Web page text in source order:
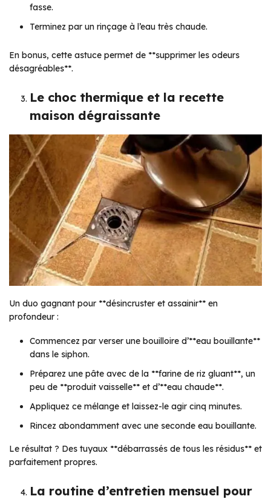
fasse.
Terminez par un rinçage à l’eau très chaude.
En bonus, cette astuce permet de **supprimer les odeurs
désagréables**.
Le choc thermique et la recette
maison dégraissante
Un duo gagnant pour **désincruster et assainir** en
profondeur :
Commencez par verser une bouilloire d’**eau bouillante**
dans le siphon.
Préparez une pâte avec de la **farine de riz gluant**, un
peu de **produit vaisselle** et d’**eau chaude**.
Appliquez ce mélange et laissez-le agir cinq minutes.
Rincez abondamment avec une seconde eau bouillante.
Le résultat ? Des tuyaux **débarrassés de tous les résidus** et
parfaitement propres.
La routine d’entretien mensuel pour